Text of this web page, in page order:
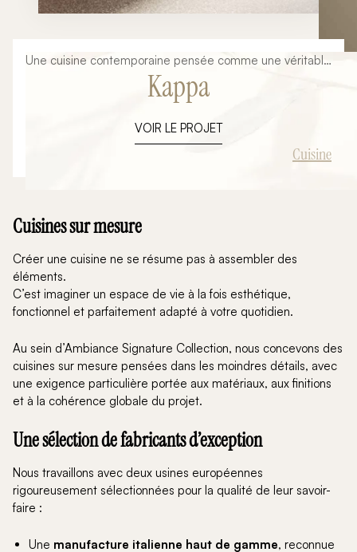
Une cuisine contemporaine pensée comme une véritable
pièce d'architecture Aujourd'hui, la cuisine ne se limite
plus à un simple espace dédié à la préparation des
l'on cuisine, partage, reçoit et vit au quotidien. Son
aménagement doit donc répondre à des exigences
esthétiques, fonctionnelles et techniques de plus en plus
design minimaliste, ses lignes parfaitement équilibrées et
ses matériaux haut de gamme permettent de créer des
espaces ouverts où chaque détail participe à l'élégance
de l'ensemble. Cette réalisation associe des façades aux
finitions mates et bois naturel, un vaste îlot central
convivial, des meubles vitrines rétroéclairés et un mobilier
toute hauteur offrant une importante capacité de
rangement. L'ensemble compose une cuisine
contemporaine chaleureuse, parfaitement intégrée à son
environnement architectural. Chez Ambiance Signature
Collection, nous concevons chaque cuisine entièrement
sur mesure afin qu'elle reflète votre mode de vie, vos
habitudes culinaires et l'identité de votre intérieur.
Kappa
VOIR LE PROJET
Cuisine
Cuisines sur mesure
Créer une cuisine ne se résume pas à assembler des
éléments.
C’est imaginer un espace de vie à la fois esthétique,
fonctionnel et parfaitement adapté à votre quotidien.
Au sein d’Ambiance Signature Collection, nous concevons des
cuisines sur mesure pensées dans les moindres détails, avec
une exigence particulière portée aux matériaux, aux finitions
et à la cohérence globale du projet.
Une sélection de fabricants d’exception
Nous travaillons avec deux usines européennes
rigoureusement sélectionnées pour la qualité de leur savoir-
faire :
Une manufacture italienne haut de gamme, reconnue